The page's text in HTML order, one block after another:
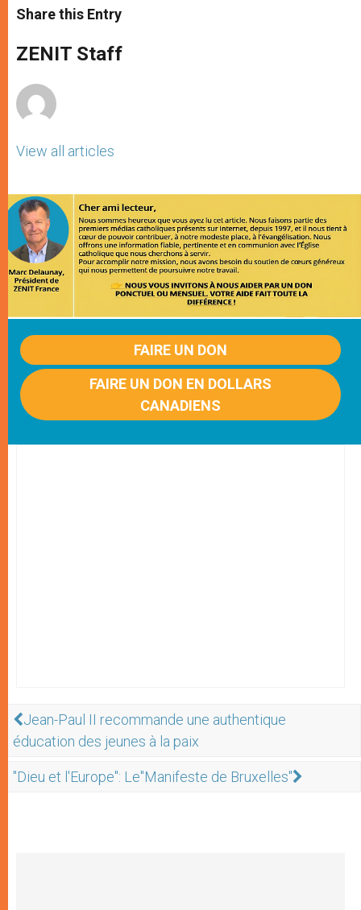
t
s
p
p
s
e
g
e
e
b
o
k
Share this Entry
ZENIT Staff
View all articles
FAIRE UN DON
FAIRE UN DON EN DOLLARS
CANADIENS
Jean-Paul II recommande une authentique
éducation des jeunes à la paix
"Dieu et l'Europe": Le"Manifeste de Bruxelles"